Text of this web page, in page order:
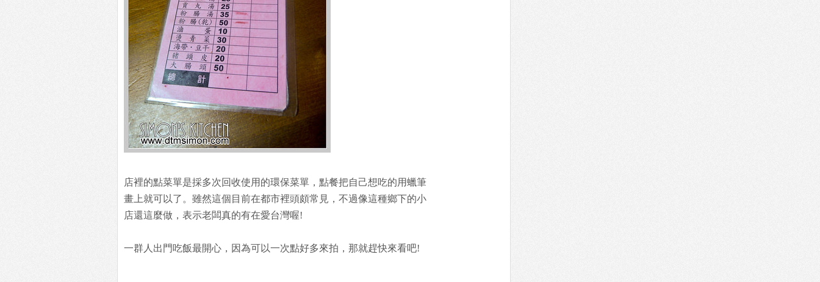
店裡的點菜單是採多次回收使用的環保菜單，點餐把自己想吃的用蠟筆
畫上就可以了。雖然這個目前在都市裡頭頗常見，不過像這種鄉下的小
店還這麼做，表示老闆真的有在愛台灣喔!
一群人出門吃飯最開心，因為可以一次點好多來拍，那就趕快來看吧!